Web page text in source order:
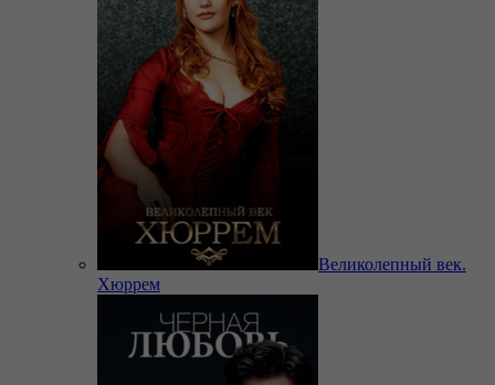
Великолепный век.
Хюррем